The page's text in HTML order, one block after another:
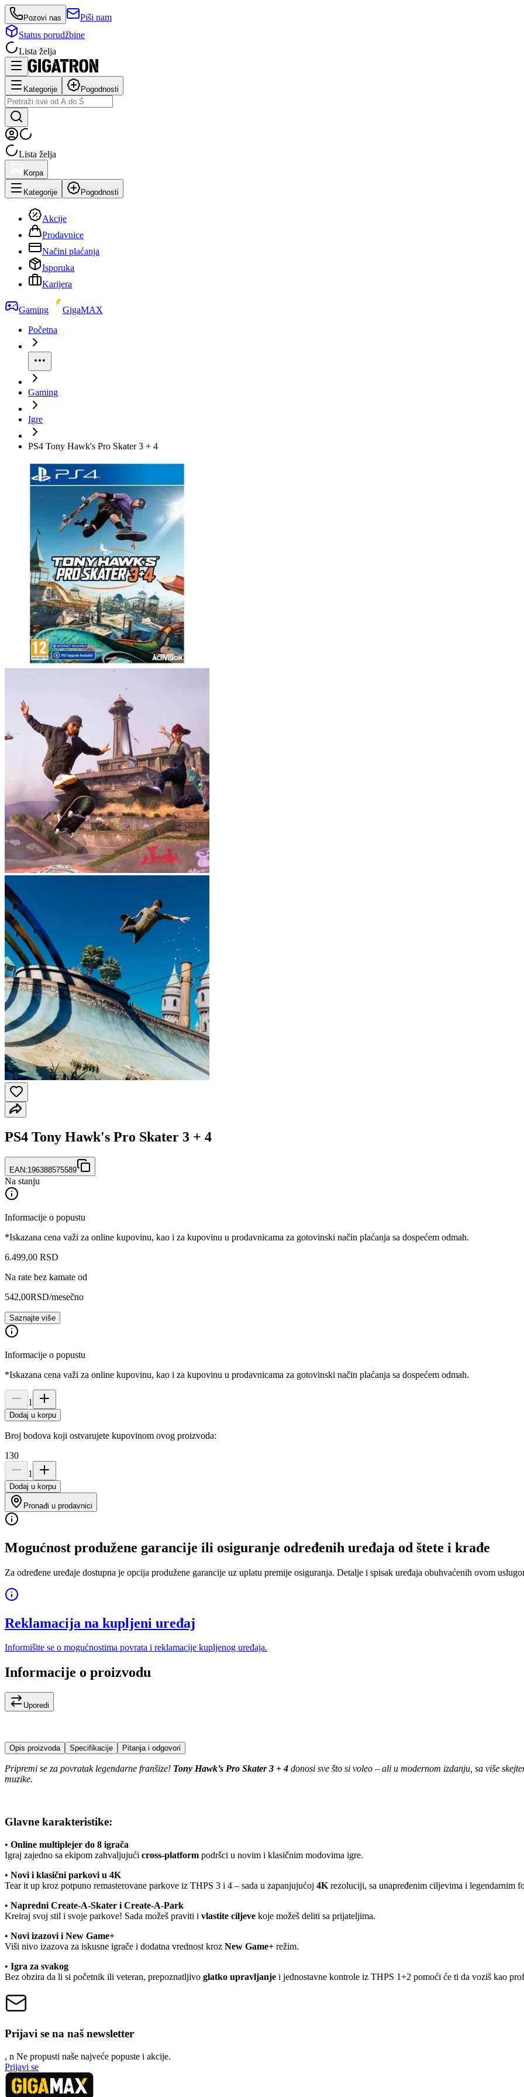
Pozovi nas
Piši nam
Status porudžbine
Lista želja
Kategorije Pogodnosti
Lista želja
Korpa
Kategorije Pogodnosti
Akcije
Prodavnice
Načini plaćanja
Isporuka
Karijera
Gaming
GigaMAX
Početna
Gaming
Igre
PS4 Tony Hawk's Pro Skater 3 + 4
PS4 Tony Hawk's Pro Skater 3 + 4
EAN:196388575589
Na stanju
Informacije o popustu
*Iskazana cena važi za online kupovinu, kao i za kupovinu u prodavnicama za gotovinski način plaćanja sa dospećem odmah.
6.499,00 RSD
Na rate bez kamate od
542,00RSD/mesečno
Saznajte više
Informacije o popustu
*Iskazana cena važi za online kupovinu, kao i za kupovinu u prodavnicama za gotovinski način plaćanja sa dospećem odmah.
1
Dodaj u korpu
Broj bodova koji ostvarujete kupovinom ovog proizvoda:
130
1
Dodaj u korpu
Pronađi u prodavnici
Mogućnost produžene garancije ili osiguranje određenih uređaja od štete i krađe
Za određene uređaje dostupna je opcija produžene garancije uz uplatu premije osiguranja. Detalje i spisak uređaja obuhvaćenih ovom
Reklamacija na kupljeni uređaj
Informišite se o mogućnostima povrata i reklamacije kupljenog uređaja.
Informacije o proizvodu
Uporedi
Opis proizvoda Specifikacije Pitanja i odgovori
Pripremi se za povratak legendarne franšize! Tony Hawk’s Pro Skater 3 + 4 donosi sve što si voleo – ali u modernom izdanju, sa više
muzike.
Glavne karakteristike:
• Online multiplejer do 8 igrača
Igraj zajedno sa ekipom zahvaljujući cross-platform podršci u novim i klasičnim modovima igre.
• Novi i klasični parkovi u 4K
Tear it up kroz potpuno remasterovane parkove iz THPS 3 i 4 – sada u zapanjujućoj 4K rezoluciji, sa unapređenim ciljevima i legendarnim
• Napredni Create-A-Skater i Create-A-Park
Kreiraj svoj stil i svoje parkove! Sada možeš praviti i vlastite ciljeve koje možeš deliti sa prijateljima.
• Novi izazovi i New Game+
Viši nivo izazova za iskusne igrače i dodatna vrednost kroz New Game+ režim.
• Igra za svakog
Bez obzira da li si početnik ili veteran, prepoznatljivo glatko upravljanje i jednostavne kontrole iz THPS 1+2 pomoći će ti da voziš kao
Prijavi se na naš newsletter
, n Ne propusti naše najveće popuste i akcije.
Prijavi se